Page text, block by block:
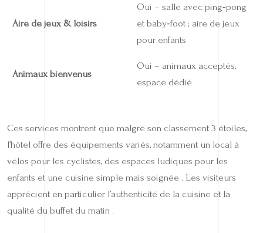
Aire de jeux & loisirs
Oui – salle avec ping‑pong
et baby‑foot ; aire de jeux
pour enfants
Animaux bienvenus
Oui – animaux acceptés,
espace dédié
Ces services montrent que malgré son classement 3 étoiles,
l’hôtel offre des équipements variés, notamment un local à
vélos pour les cyclistes, des espaces ludiques pour les
enfants et une cuisine simple mais soignée . Les visiteurs
apprécient en particulier l’authenticité de la cuisine et la
qualité du buffet du matin .